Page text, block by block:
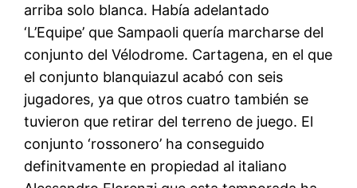
arriba solo blanca. Había adelantado
‘L’Equipe’ que Sampaoli quería marcharse del
conjunto del Vélodrome. Cartagena, en el que
el conjunto blanquiazul acabó con seis
jugadores, ya que otros cuatro también se
tuvieron que retirar del terreno de juego. El
conjunto ‘rossonero’ ha conseguido
definitvamente en propiedad al italiano